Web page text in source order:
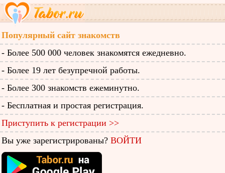
Популярный сайт знакомств
- Более 500 000 человек знакомятся ежедневно.
- Более 19 лет безупречной работы.
- Более 300 знакомств ежеминутно.
- Бесплатная и простая регистрация.
Приступить к регистрации >>
Вы уже зарегистрированы? ВОЙТИ